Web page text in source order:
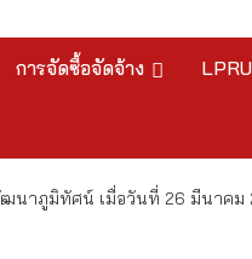
การจัดซื้อจัดจ้าง
นาภูมิทัศน์ เมื่อวันที่ 26 มีนาคม